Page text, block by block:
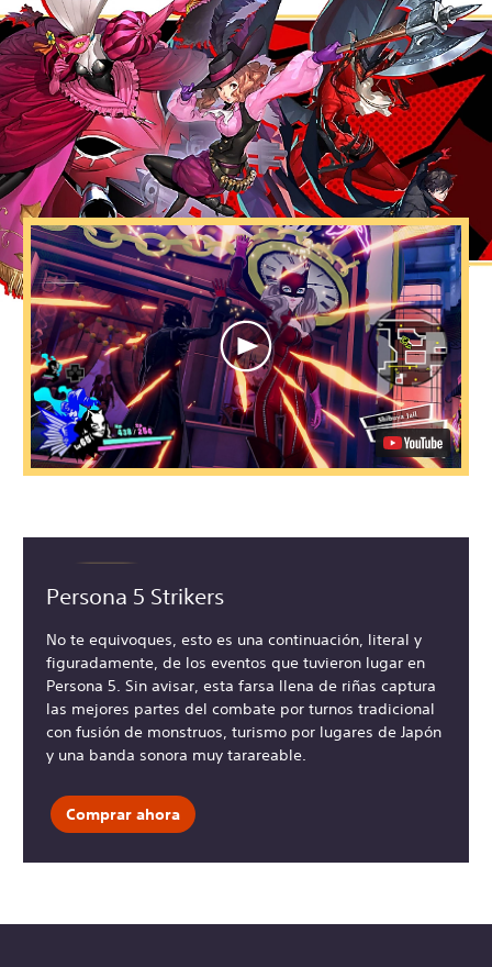
Persona 5 Strikers
No te equivoques, esto es una continuación, literal y
figuradamente, de los eventos que tuvieron lugar en
Persona 5. Sin avisar, esta farsa llena de riñas captura
las mejores partes del combate por turnos tradicional
con fusión de monstruos, turismo por lugares de Japón
y una banda sonora muy tarareable.
Comprar ahora